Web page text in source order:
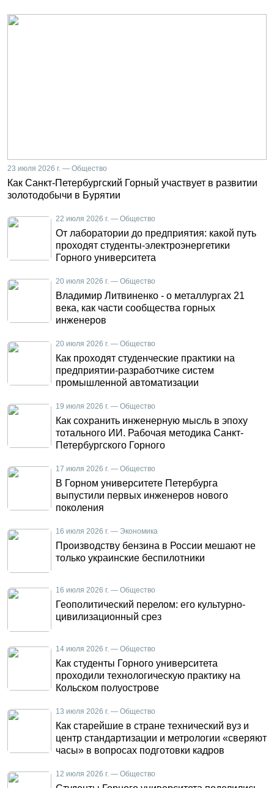
23 июля 2026 г. — Общество
Как Санкт-Петербургский Горный участвует в развитии
золотодобычи в Бурятии
22 июля 2026 г. — Общество
От лаборатории до предприятия: какой путь
проходят студенты-электроэнергетики
Горного университета
20 июля 2026 г. — Общество
Владимир Литвиненко - о металлургах 21
века, как части сообщества горных
инженеров
20 июля 2026 г. — Общество
Как проходят студенческие практики на
предприятии-разработчике систем
промышленной автоматизации
19 июля 2026 г. — Общество
Как сохранить инженерную мысль в эпоху
тотального ИИ. Рабочая методика Санкт-
Петербургского Горного
17 июля 2026 г. — Общество
В Горном университете Петербурга
выпустили первых инженеров нового
поколения
16 июля 2026 г. — Экономика
Производству бензина в России мешают не
только украинские беспилотники
16 июля 2026 г. — Общество
Геополитический перелом: его культурно-
цивилизационный срез
14 июля 2026 г. — Общество
Как студенты Горного университета
проходили технологическую практику на
Кольском полуострове
13 июля 2026 г. — Общество
Как старейшие в стране технический вуз и
центр стандартизации и метрологии «сверяют
часы» в вопросах подготовки кадров
12 июля 2026 г. — Общество